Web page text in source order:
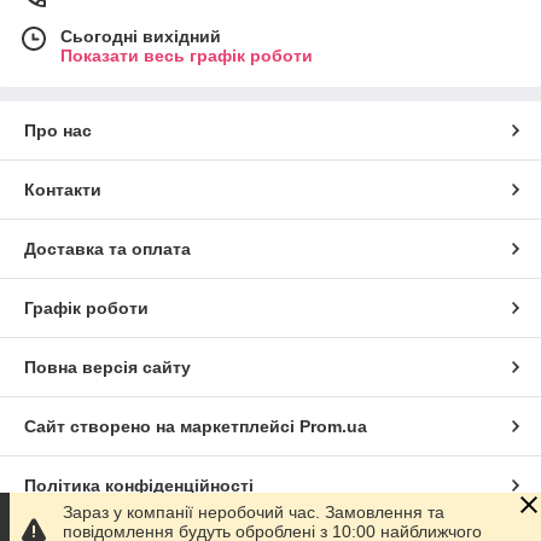
пропонуємо сплатити замовлення найбільш зручним для вас
способом, як банківським переказам, так і при отриманні у
Божих вам благословень!
Сьогодні вихідний
Показати весь графік роботи
Про нас
Контакти
Доставка та оплата
Графік роботи
Повна версія сайту
Сайт створено на маркетплейсі Prom.ua
Політика конфіденційності
Зараз у компанії неробочий час. Замовлення та
повідомлення будуть оброблені з 10:00 найближчого